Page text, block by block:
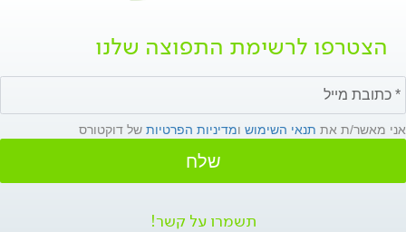
הצטרפו לרשימת התפוצה שלנו
אני מאשר/ת את תנאי השימוש ומדיניות הפרטיות של דוקטורס
שלח
תשמרו על קשר!